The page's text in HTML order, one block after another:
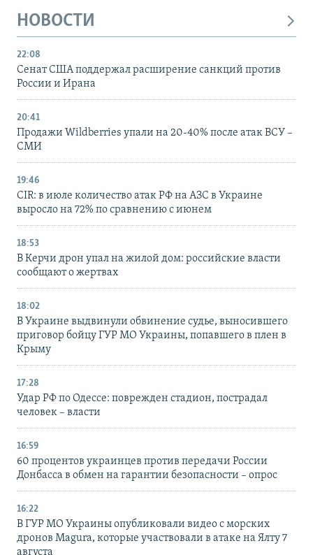
НОВОСТИ
22:08
Сенат США поддержал расширение санкций против
России и Ирана
20:41
Продажи Wildberries упали на 20-40% после атак ВСУ –
СМИ
19:46
CIR: в июле количество атак РФ на АЗС в Украине
выросло на 72% по сравнению с июнем
18:53
В Керчи дрон упал на жилой дом: российские власти
сообщают о жертвах
18:02
В Украине выдвинули обвинение судье, выносившего
приговор бойцу ГУР МО Украины, попавшего в плен в
Крыму
17:28
Удар РФ по Одессе: поврежден стадион, пострадал
человек – власти
16:59
60 процентов украинцев против передачи России
Донбасса в обмен на гарантии безопасности – опрос
16:22
В ГУР МО Украины опубликовали видео с морских
дронов Magura, которые участвовали в атаке на Ялту 7
августа